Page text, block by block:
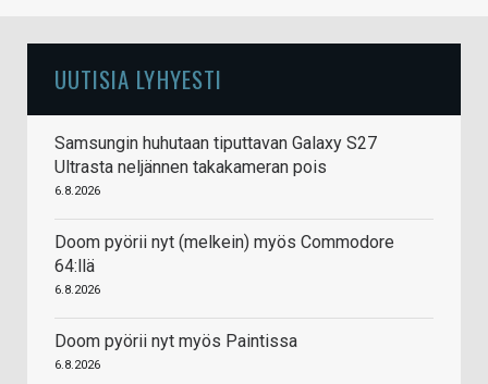
UUTISIA LYHYESTI
Samsungin huhutaan tiputtavan Galaxy S27
Ultrasta neljännen takakameran pois
6.8.2026
Doom pyörii nyt (melkein) myös Commodore
64:llä
6.8.2026
Doom pyörii nyt myös Paintissa
6.8.2026